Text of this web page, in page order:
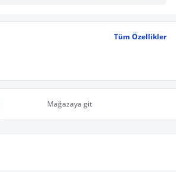
Tüm Özellikler
Mağazaya git